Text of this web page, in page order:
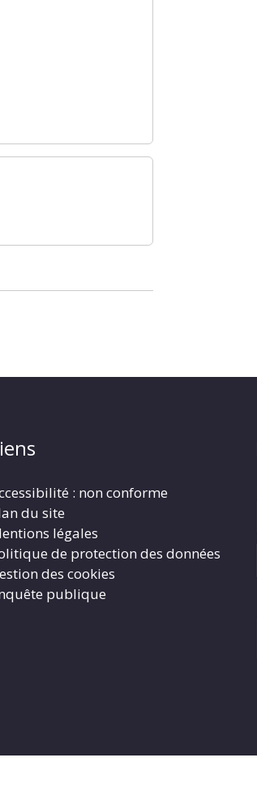
: non conforme
du site
légales
de protection des données
des cookies
publique